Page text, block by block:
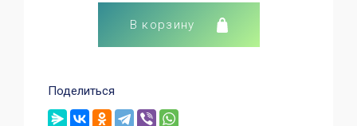
В корзину
Поделиться